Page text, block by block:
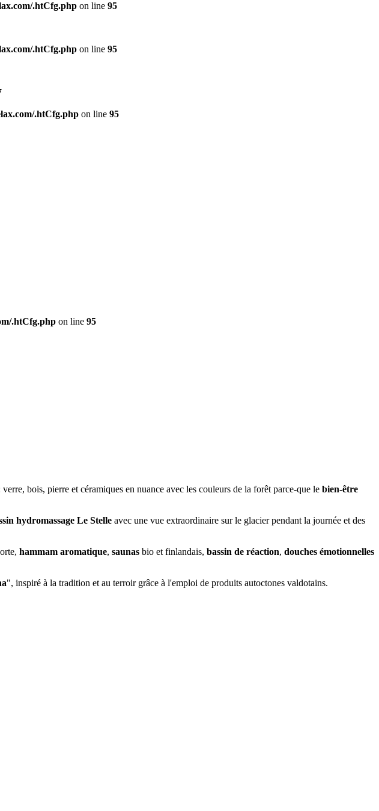
.htCfg.php on line 95
.htCfg.php on line 95
.htCfg.php on line 95
.htCfg.php on line 95
bois, pierre et céramiques en nuance avec les couleurs de la forêt parce-que le bien-être
hydromassage Le Stelle avec une vue extraordinaire sur le glacier pendant la journée et des
hammam aromatique, saunas bio et finlandais, bassin de réaction, douches émotionnelles
", inspiré à la tradition et au terroir grâce à l'emploi de produits autoctones valdotains.